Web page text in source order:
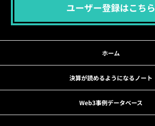
ユーザー登録はこちら
ホーム
決算が読めるようになるノート
Web3事例データベース